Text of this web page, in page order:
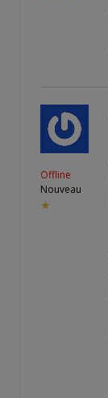
Offline
Nouveau
★